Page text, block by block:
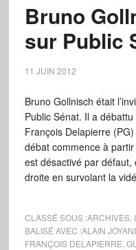
Bruno
sur Public
11 JUIN 2012
Bruno Gollnisch était
Public Sénat. Il a
François Delapierre
débat commence à
est désactivé par
droite en survolant la
CLASSÉ SOUS :ARCHIVES,
BALISÉ AVEC :ALAIN
FRANÇOIS DELAPIERRE